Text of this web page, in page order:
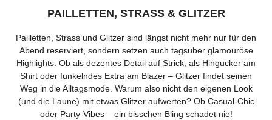
PAILLETTEN, STRASS & GLITZER
Pailletten, Strass und Glitzer sind längst nicht mehr nur für den
Abend reserviert, sondern setzen auch tagsüber glamouröse
Highlights. Ob als dezentes Detail auf Strick, als Hingucker am
Shirt oder funkelndes Extra am Blazer – Glitzer findet seinen
Weg in die Alltagsmode. Warum also nicht den eigenen Look
(und die Laune) mit etwas Glitzer aufwerten? Ob Casual-Chic
oder Party-Vibes – ein bisschen Bling schadet nie!